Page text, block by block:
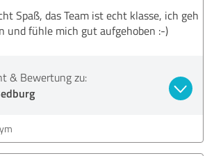
Spaß, das Team ist echt klasse, ich geh
und fühle mich gut aufgehoben :-)
& Bewertung zu: